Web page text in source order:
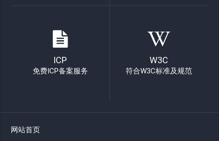
ICP
免费ICP备案服务
W3C
符合W3C标准及规范
网站首页